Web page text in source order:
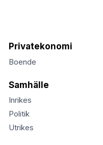
Privatekonomi
Boende
Samhälle
Inrikes
Politik
Utrikes